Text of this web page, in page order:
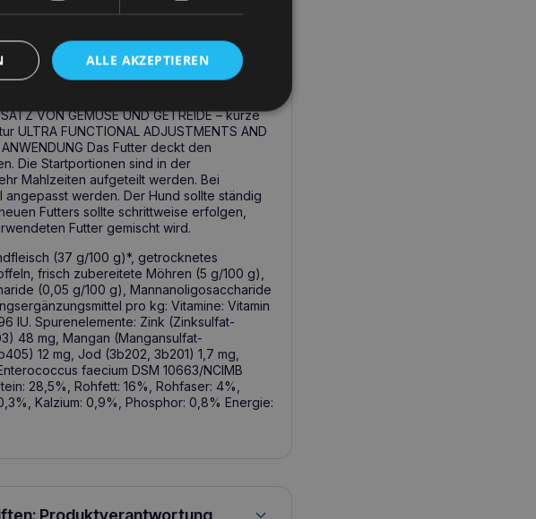
Tierärzten und
– eine Quelle für tierisches Eiweiß
Rezeptur ist frei von gefährlichen Allergenen,
VON GEMÜSE UND GETREIDE – kurze
FUNCTIONAL ADJUSTMENTS AND
Das Futter deckt den
Die Startportionen sind in der
Mahlzeiten aufgeteilt werden. Bei
werden. Der Hund sollte ständig
Futters sollte schrittweise erfolgen,
Futter gemischt wird.
(37 g/100 g)*, getrocknetes
frisch zubereitete Möhren (5 g/100 g),
(0,05 g/100 g), Mannanoligosaccharide
pro kg: Vitamine: Vitamin
IU. Spurenelemente: Zink (Zinksulfat-
48 mg, Mangan (Mangansulfat-
12 mg, Jod (3b202, 3b201) 1,7 mg,
faecium DSM 10663/NCIMB
28,5%, Rohfett: 16%, Rohfaser: 4%,
Kalzium: 0,9%, Phosphor: 0,8% Energie:
Produktverantwortung
ALLE AKZEPTIEREN